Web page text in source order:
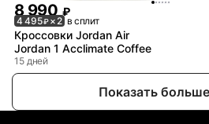
8 990 ₽
4 495₽× 2 в сплит
Кроссовки Jordan Air
Jordan 1 Acclimate Coffee
15 дней
Показать